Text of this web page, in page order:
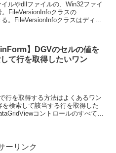
FileVersionInfoクラスの
。FileVersionInfoクラスはディ...
】DGVのセルの値を
て行を取得したいワン
行を取得する方法はよくあるワン
検索して該当する行を取得した
ーリンク